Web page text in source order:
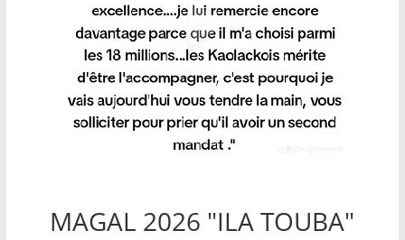
MAGAL 2026 "ILA TOUBA"